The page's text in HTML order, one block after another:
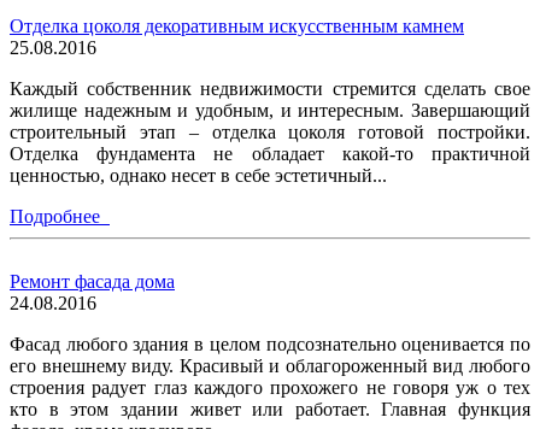
Отделка цоколя декоративным искусственным камнем
25.08.2016
Каждый собственник недвижимости стремится сделать свое
жилище надежным и удобным, и интересным. Завершающий
строительный этап – отделка цоколя готовой постройки.
Отделка фундамента не обладает какой-то практичной
ценностью, однако несет в себе эстетичный...
Подробнее
Ремонт фасада дома
24.08.2016
Фасад любого здания в целом подсознательно оценивается по
его внешнему виду. Красивый и облагороженный вид любого
строения радует глаз каждого прохожего не говоря уж о тех
кто в этом здании живет или работает. Главная функция